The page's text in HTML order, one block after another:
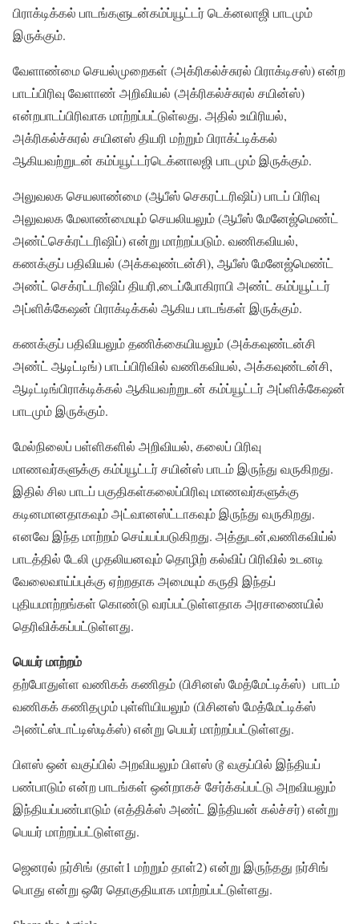
பிராக்டிக்கல் பாடங்களுடன்கம்ப்யூட்டர் டெக்னலாஜி பாடமும்
இருக்கும்.
வேளாண்மை செயல்முறைகள் (அக்ரிகல்ச்சுரல் பிராக்டிசஸ்) என்ற
பாடப்பிரிவு வேளாண் அறிவியல் (அக்ரிகல்ச்சுரல் சயின்ஸ்)
என்றபாடப்பிரிவாக மாற்றப்பட்டுள்லது. அதில் உயிரியல்,
அக்ரிகல்ச்சுரல் சயினஸ் தியரி மற்றும் பிராக்ட்டிக்கல்
ஆகியவற்றுடன் கம்ப்யூட்டர்டெக்னாலஜி பாடமும் இருக்கும்.
அலுவலக செயலாண்மை (ஆபீஸ் செகரட்டரிஷிப்) பாடப் பிரிவு
அலுவலக மேலாண்மையும் செயலியலும் (ஆபீஸ் மேனேஜ்மெண்ட்
அண்ட்செக்ரட்டரிஷிப்) என்று மாற்றப்படும். வணிகவியல்,
கணக்குப் பதிவியல் (அக்கவுண்டன்சி), ஆபீஸ் மேனேஜ்மெண்ட்
அண்ட் செக்ரட்டரிஷிப் தியரி,டைப்போகிராபி அண்ட் கம்ப்யூட்டர்
அப்ளிக்கேஷன் பிராக்டிக்கல் ஆகிய பாடங்கள் இருக்கும்.
கணக்குப் பதிவியலும் தணிக்கையியலும் (அக்கவுண்டன்சி
அண்ட் ஆடிட்டிங்) பாடப்பிரிவில் வணிகவியல், அக்கவுண்டன்சி,
ஆடிட்டிங்பிராக்டிக்கல் ஆகியவற்றுடன் கம்ப்யூட்டர் அப்ளிக்கேஷன்
பாடமும் இருக்கும்.
மேல்நிலைப் பள்ளிகளில் அறிவியல், கலைப் பிரிவு
மாணவர்களுக்கு கம்ப்யூட்டர் சயின்ஸ் பாடம் இருந்து வருகிறது.
இதில் சில பாடப் பகுதிகள்கலைப்பிரிவு மாணவர்களுக்கு
கடினமானதாகவும் அட்வானஸ்ட்டாகவும் இருந்து வருகிறது.
எனவே இந்த மாற்றம் செய்யப்படுகிறது. அத்துடன்,வணிகவிய்ல்
பாடத்தில் டேலி முதலியனவும் தொழிற் கல்விப் பிரிவில் உடனடி
வேலைவாய்ப்புக்கு ஏற்றதாக அமையும் கருதி இந்தப்
புதியமாற்றங்கள் கொண்டு வரப்பட்டுள்ளதாக அரசாணையில்
தெரிவிக்கப்பட்டுள்ளது.
பெயர் மாற்றம்
தற்போதுள்ள வணிகக் கணிதம் (பிசினஸ் மேத்மேட்டிக்ஸ்) பாடம்
வணிகக் கணிதமும் புள்ளியியலும் (பிசினஸ் மேத்மேட்டிக்ஸ்
அண்ட்ஸ்டாட்டிஸ்டிக்ஸ்) என்று பெயர் மாற்றப்பட்டுள்ளது.
பிளஸ் ஒன் வகுப்பில் அறவியலும் பிளஸ் டூ வகுப்பில் இந்தியப்
பண்பாடும் என்ற பாடங்கள் ஒன்றாகச் சேர்க்கப்பட்டு அறவியலும்
இந்தியப்பண்பாடும் (எத்திக்ஸ் அண்ட் இந்தியன் கல்ச்சர்) என்று
பெயர் மாற்றப்பட்டுள்ளது.
ஜெனரல் நர்சிங் (தாள்1 மற்றும் தாள்2) என்று இருந்தது நர்சிங்
பொது என்று ஒரே தொகுதியாக மாற்றப்பட்டுள்ளது.